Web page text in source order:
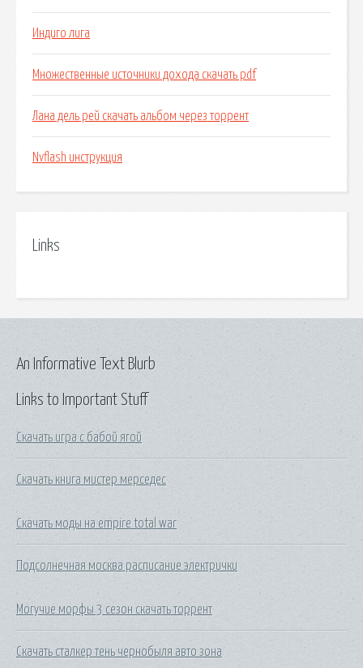
Индиго лига
Множественные источники дохода скачать pdf
Лана дель рей скачать альбом через торрент
Nvflash инструкция
Links
Links to Important Stuff
Скачать игра с бабой ягой
Скачать книга мистер мерседес
Скачать моды на empire total war
Подсолнечная москва расписание электрички
Могучие морфы 3 сезон скачать торрент
Скачать сталкер тень чернобыля авто зона
An Informative Text Blurb